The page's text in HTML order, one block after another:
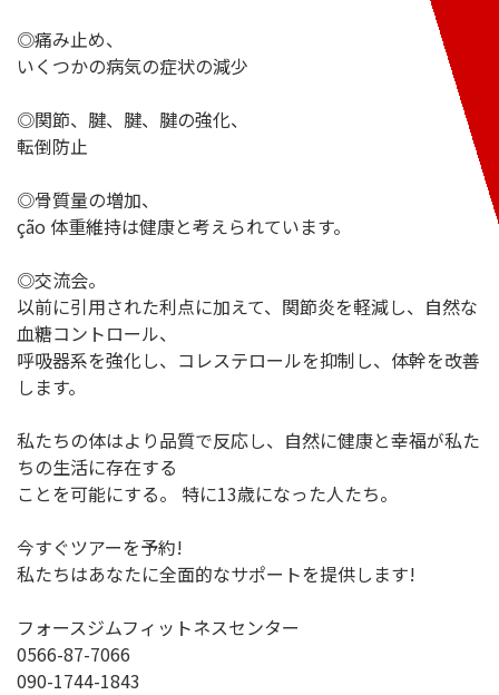
◎痛み止め、
いくつかの病気の症状の減少
◎関節、腱、腱、腱の強化、
転倒防止
◎骨質量の増加、
ção 体重維持は健康と考えられています。
◎交流会。
以前に引用された利点に加えて、関節炎を軽減し、自然な
血糖コントロール、
呼吸器系を強化し、コレステロールを抑制し、体幹を改善
します。
私たちの体はより品質で反応し、自然に健康と幸福が私た
ちの生活に存在する
ことを可能にする。 特に13歳になった人たち。
今すぐツアーを予約!
私たちはあなたに全面的なサポートを提供します!
フォースジムフィットネスセンター
0566-87-7066
090-1744-1843